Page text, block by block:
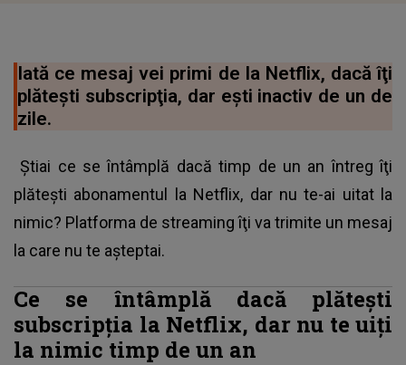
Iată ce mesaj vei primi de la Netflix, dacă îţi
plăteşti subscripţia, dar eşti inactiv de un de
zile.
Ştiai ce se întâmplă dacă timp de un an întreg îţi
plăteşti abonamentul la Netflix, dar nu te-ai uitat la
nimic? Platforma de streaming îţi va trimite un mesaj
la care nu te aşteptai.
Ce se întâmplă dacă plăteşti
subscripţia la Netflix, dar nu te uiţi
la nimic timp de un an